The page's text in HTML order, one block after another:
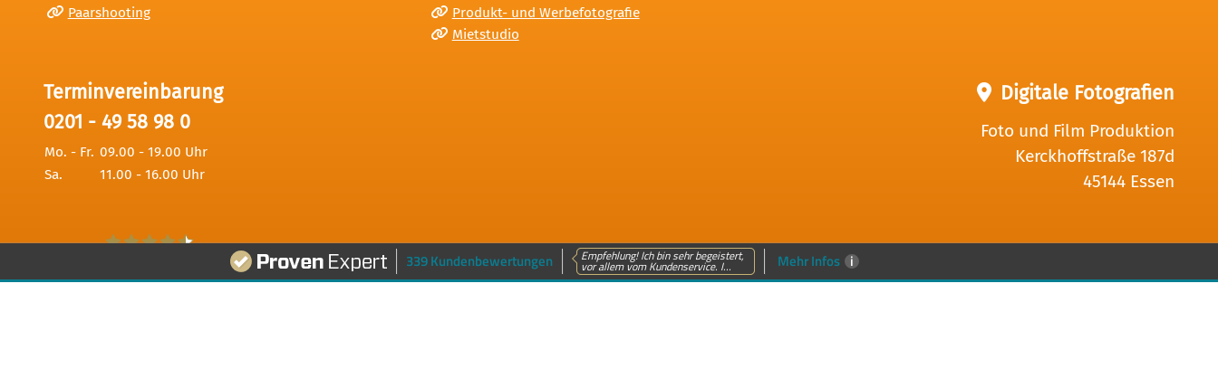
Paarshooting
Produkt- und Werbefotografie
Mietstudio
Terminvereinbarung
0201 - 49 58 98 0
Mo. - Fr. 09.00 - 19.00 Uhr
Sa.
11.00 - 16.00 Uhr
Bewertungen auf ProvenExpert.com
Digitale Fotografien
Foto und Film Produktion
Kerckhoffstraße 187d
45144 Essen
339 Kundenbewertungen Empfehlung! Ich bin sehr begeistert,
vor allem vom Kundenservice. I... Mehr Infos i